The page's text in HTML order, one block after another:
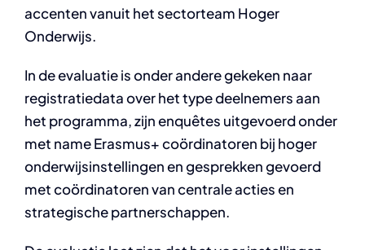
accenten vanuit het sectorteam Hoger
Onderwijs.
In de evaluatie is onder andere gekeken naar
registratiedata over het type deelnemers aan
het programma, zijn enquêtes uitgevoerd onder
met name Erasmus+ coördinatoren bij hoger
onderwijsinstellingen en gesprekken gevoerd
met coördinatoren van centrale acties en
strategische partnerschappen.